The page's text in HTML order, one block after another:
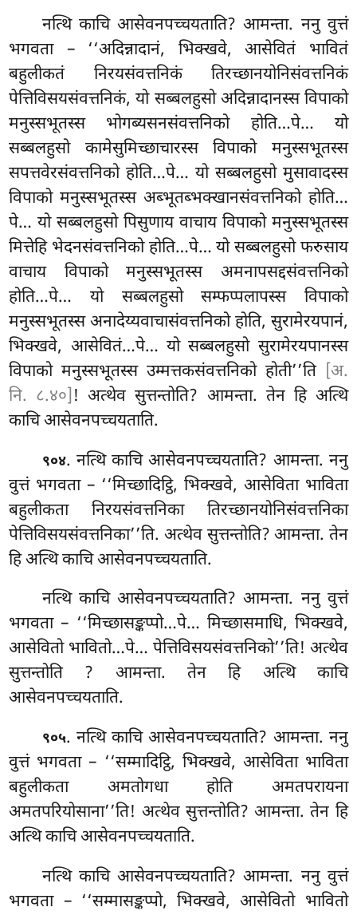
नत्थि काचि आसेवनपच्चयताति? आमन्ता. ननु वुत्तं
भगवता – ‘‘अदिन्नादानं, भिक्खवे, आसेवितं भावितं
बहुलीकतं निरयसंवत्तनिकं तिरच्छानयोनिसंवत्तनिकं
पेत्तिविसयसंवत्तनिकं, यो सब्बलहुसो अदिन्नादानस्स विपाको
मनुस्सभूतस्स भोगब्यसनसंवत्तनिको होति…पे… यो
सब्बलहुसो कामेसुमिच्छाचारस्स विपाको मनुस्सभूतस्स
सपत्तवेरसंवत्तनिको होति…पे… यो सब्बलहुसो मुसावादस्स
विपाकोमनुस्सभूतस्स अब्भूतब्भक्खानसंवत्तनिको होति…
पे… यो सब्बलहुसो पिसुणाय वाचाय विपाको मनुस्सभूतस्स
मित्तेहि भेदनसंवत्तनिको होति…पे… यो सब्बलहुसो फरुसाय
वाचाय विपाको मनुस्सभूतस्स अमनापसद्दसंवत्तनिको
होति…पे… यो सब्बलहुसो सम्फप्पलापस्स विपाको
मनुस्सभूतस्स अनादेय्यवाचासंवत्तनिको होति, सुरामेरयपानं,
भिक्खवे, आसेवितं…पे… यो सब्बलहुसो सुरामेरयपानस्स
विपाको मनुस्सभूतस्स उम्मत्तकसंवत्तनिको होती’’ति [अ.
नि. ८.४०] ! अत्थेव सुत्तन्तोति? आमन्ता. तेन हि अत्थि
काचि आसेवनपच्चयताति.
९०४. नत्थि काचि आसेवनपच्चयताति? आमन्ता. ननु
वुत्तं भगवता – ‘‘मिच्छादिट्ठि, भिक्खवे, आसेविता भाविता
बहुलीकता निरयसंवत्तनिका तिरच्छानयोनिसंवत्तनिका
पेत्तिविसयसंवत्तनिका’’ति. अत्थेव सुत्तन्तोति? आमन्ता. तेन
हि अत्थि काचि आसेवनपच्चयताति.
नत्थि काचि आसेवनपच्चयताति? आमन्ता. ननु वुत्तं
भगवता – ‘‘मिच्छासङ्कप्पो…पे… मिच्छासमाधि, भिक्खवे,
आसेवितो भावितो…पे… पेत्तिविसयसंवत्तनिको’’ति! अत्थेव
सुत्तन्तोति ? आमन्ता. तेन हि अत्थि काचि
आसेवनपच्चयताति.
९०५. नत्थिकाचि आसेवनपच्चयताति? आमन्ता. ननु
वुत्तं भगवता – ‘‘सम्मादिट्ठि, भिक्खवे, आसेविता भाविता
बहुलीकता अमतोगधा होति अमतपरायना
अमतपरियोसाना’’ति! अत्थेव सुत्तन्तोति? आमन्ता. तेन हि
अत्थि काचि आसेवनपच्चयताति.
नत्थि काचि आसेवनपच्चयताति? आमन्ता. ननु वुत्तं
भगवता – ‘‘सम्मासङ्कप्पो, भिक्खवे, आसेवितो भावितो